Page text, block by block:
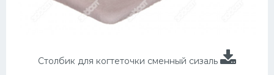
Столбик для когтеточки сменный сизаль